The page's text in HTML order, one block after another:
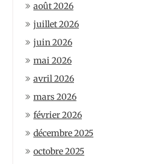
août 2026
juillet 2026
juin 2026
mai 2026
avril 2026
mars 2026
février 2026
décembre 2025
octobre 2025